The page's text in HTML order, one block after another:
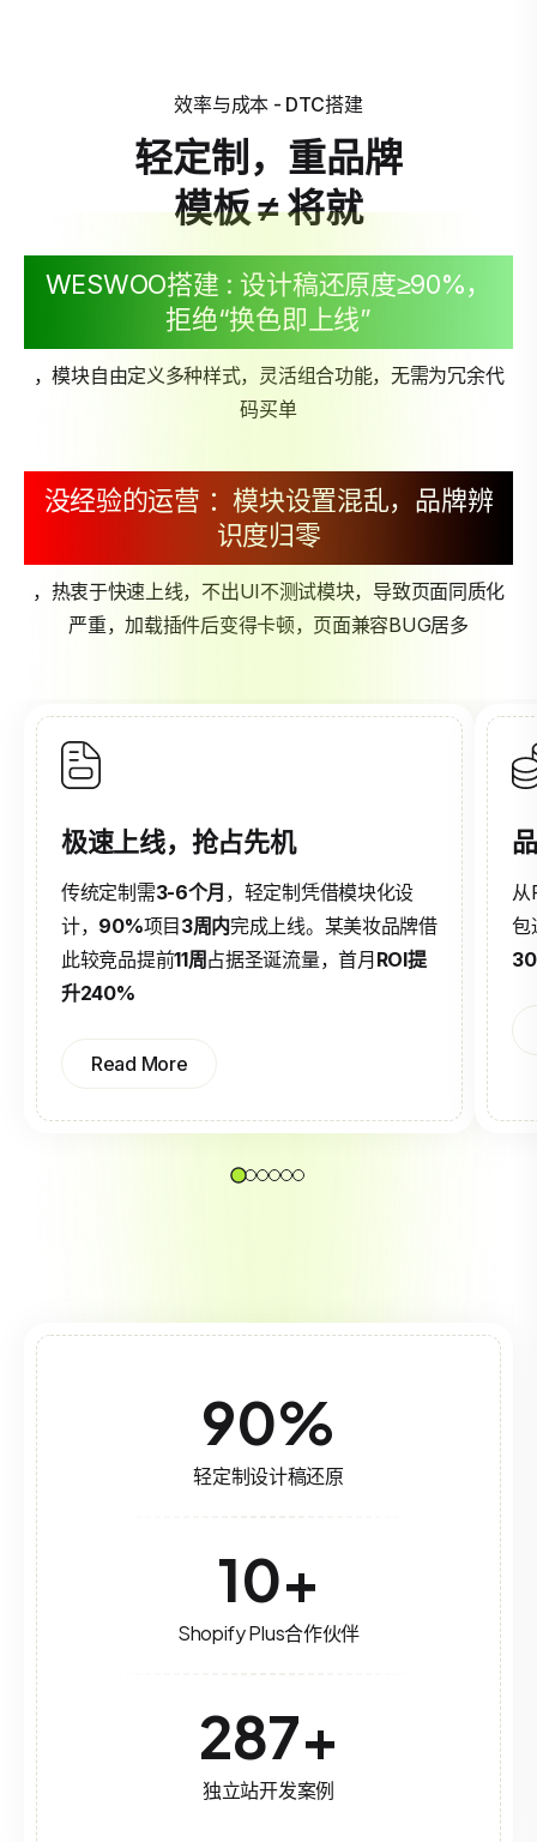
效率与成本 - DTC搭建
轻定制，重品牌
模板 ≠ 将就
WESWOO搭建 : 设计稿还原度≥90%，
拒绝“换色即上线”
，模块自由定义多种样式，灵活组合功能，无需为冗余代
码买单
没经验的运营 ：模块设置混乱，品牌辨
识度归零
，热衷于快速上线，不出UI不测试模块，导致页面同质化
严重，加载插件后变得卡顿，页面兼容BUG居多
极速上线，抢占先机
传统定制需3-6个月 ，轻定制凭借模块化设
计， 90%项目 3周内完成上线。某美妆品牌借
此较竞品提前11周 占据圣诞流量，首月 ROI提
升240%
Read More
从
包
90%
轻定制设计稿还原
10+
Shopify Plus合作伙伴
287+
独立站开发案例